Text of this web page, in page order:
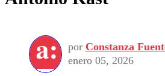
por Constanza
enero 05, 2026